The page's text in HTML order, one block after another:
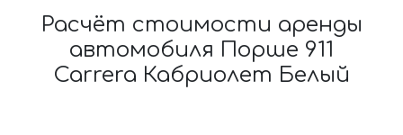
Расчёт стоимости аренды
автомобиля Порше 911
Carrera Кабриолет Белый